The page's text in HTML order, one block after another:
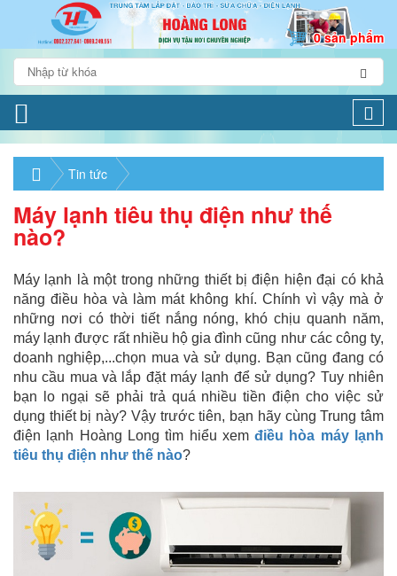
0 sản phẩm
Tin tức
Máy lạnh tiêu thụ điện như thế
nào?
Máy lạnh là một trong những thiết bị điện hiện đại có khả
năng điều hòa và làm mát không khí. Chính vì vậy mà ở
những nơi có thời tiết nắng nóng, khó chịu quanh năm,
máy lạnh được rất nhiều hộ gia đình cũng như các công ty,
doanh nghiệp,...chọn mua và sử dụng. Bạn cũng đang có
nhu cầu mua và lắp đặt máy lạnh để sử dụng? Tuy nhiên
bạn lo ngại sẽ phải trả quá nhiều tiền điện cho việc sử
dụng thiết bị này? Vậy trước tiên, bạn hãy cùng Trung tâm
điện lạnh Hoàng Long tìm hiểu xemđiều hòa máy lạnh
tiêu thụ điện như thế nào?